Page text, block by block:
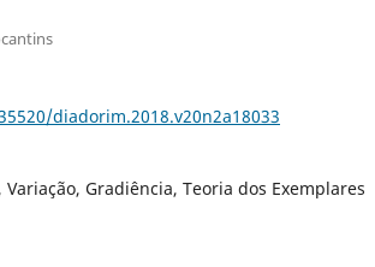
diadorim.2018.v20n2a18033
Variação, Gradiência, Teoria dos Exemplares